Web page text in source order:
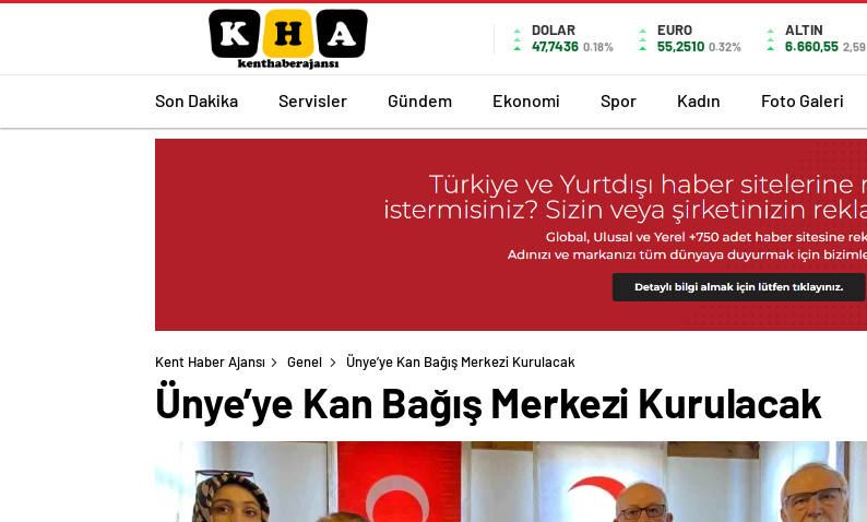
DOLAR
47,7436 0.18%
EURO
55,2510 0.32%
ALTIN
6.660,55 2,59
Son Dakika Servisler Gündem Ekonomi Spor Kadın Foto Galeri
Kent Haber Ajansı Genel Ünye’ye Kan Bağış Merkezi Kurulacak
Ünye’ye Kan Bağış Merkezi Kurulacak